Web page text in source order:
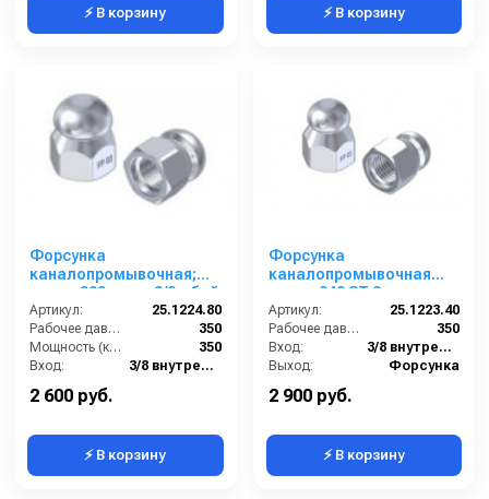
⚡ В корзину ⚡ В корзину
Форсунка
каналопромывочная;
сопло 080; вход 3/8г; бой
3Rx1F
Артикул:
25.1224.80
Рабочее давление (бар):
350
Мощность (кВт):
350
Вход:
3/8 внутренняя резьба
2 600 руб.
⚡ В корзину
Форсунка
каналопромывочная
сопло 040 ST 3; вход
3/8г; бой 3R
Артикул:
25.1223.40
Рабочее давление (бар):
350
Вход:
3/8 внутренняя резьба
Выход:
Форсунка
2 900 руб.
⚡ В корзину